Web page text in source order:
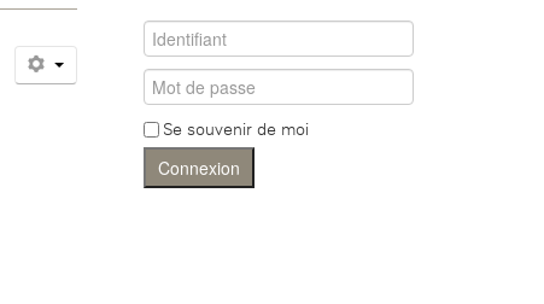
Se souvenir de moi
Connexion